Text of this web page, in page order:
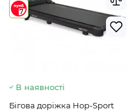
7
В наявності
Бігова доріжка Hop-Sport